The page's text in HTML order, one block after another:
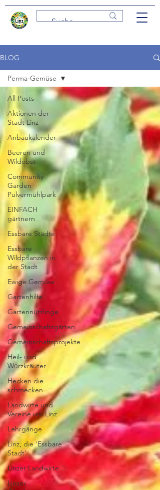
BLOG
All Posts
Aktionen der
Stadt Linz
Anbaukalender
Beeren und
Wildobst
Community
Garden
Pulvermühlpark
EINFACH
gärtnern
Essbare Städte
Essbare
Wildpflanzen in
der Stadt
Ewige Gemüse
Gartenhilfe
Gartennützlinge
Gemeinschaftsgärten
Gemeinschaftsprojekte
Heil- und
Würzkräuter
Hecken die
schmecken
Landwirte und
Vereine um Linz
Lehrgänge
Linz, die 'Essbare
Stadt'
Linzer Landwirte
Linzer
Perma-Gemüse